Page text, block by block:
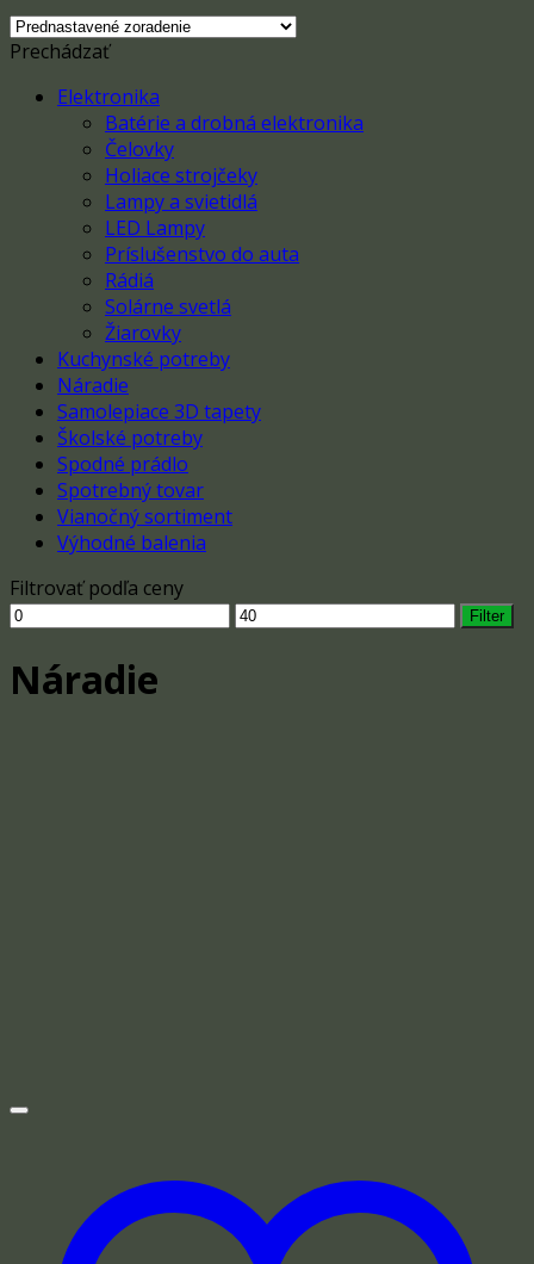
Prechádzať
Elektronika
Batérie a drobná elektronika
Čelovky
Holiace strojčeky
Lampy a svietidlá
LED Lampy
Príslušenstvo do auta
Rádiá
Solárne svetlá
Žiarovky
Kuchynské potreby
Náradie
Samolepiace 3D tapety
Školské potreby
Spodné prádlo
Spotrebný tovar
Vianočný sortiment
Výhodné balenia
Filtrovať podľa ceny
Minimálna
Maximálna
Filter
Náradie